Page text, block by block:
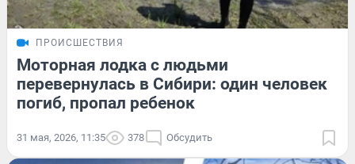
ПРОИСШЕСТВИЯ
Моторная лодка с людьми
перевернулась в Сибири: один человек
погиб, пропал ребенок
31 мая, 2026, 11:35 378 Обсудить